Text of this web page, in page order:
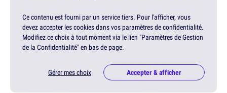
Ce contenu est fourni par un service tiers. Pour l'afficher, vous
devez accepter les cookies dans vos paramètres de confidentialité.
Modifiez ce choix à tout moment via le lien "Paramètres de Gestion
de la Confidentialité" en bas de page.
Gérer mes choix Accepter & afficher